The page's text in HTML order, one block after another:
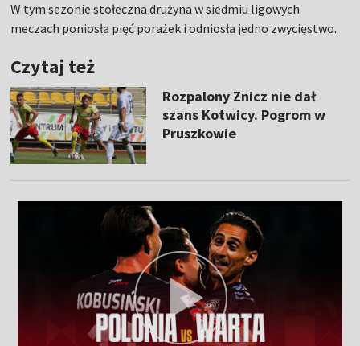
W tym sezonie stołeczna drużyna w siedmiu ligowych
meczach poniosła pięć porażek i odniosła jedno zwycięstwo.
Czytaj też
Rozpalony Znicz nie dał
szans Kotwicy. Pogrom w
Pruszkowie